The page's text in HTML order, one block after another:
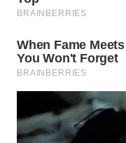
SIMALUNGUN
WN
LABUHANBATU
WN